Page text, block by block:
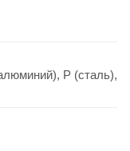
P (сталь),